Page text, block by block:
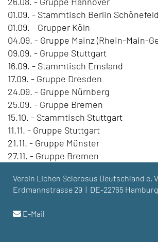
01.09. - Stammtisch Berlin Schönefeld
01.09. - Grupper Köln
04.09. - Gruppe Mainz (Rhein-Main-
09.09. - Gruppe Stuttgart
16.09. - Stammtisch Emsland
17.09. - Gruppe Dresden
24.09. - Gruppe Nürnberg
25.09. - Gruppe Bremen
15.10. - Stammtisch Stuttgart
11.11. - Gruppe Stuttgart
21.11. - Gruppe Münster
27.11. - Gruppe Bremen
Verein Lichen Sclerosus Deutschland e.
Erdmannstrasse 29 | DE-22765 Hamburg
E-Mail